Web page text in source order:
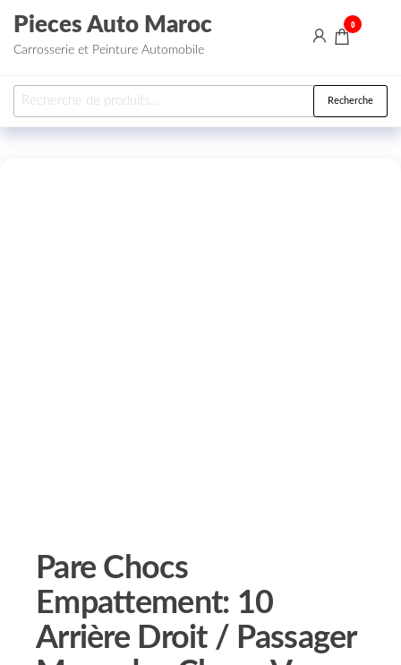
Aller au contenu
Pieces Auto Maroc
Carrosserie et Peinture Automobile
0
Recherche pour : Recherche
Pare Chocs
Empattement: 10
Arrière Droit / Passager